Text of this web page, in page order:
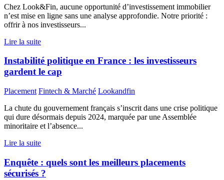
Chez Look&Fin, aucune opportunité d’investissement immobilier
n’est mise en ligne sans une analyse approfondie. Notre priorité :
offrir à nos investisseurs...
Lire la suite
Instabilité politique en France : les investisseurs
gardent le cap
Placement Fintech & Marché Lookandfin
La chute du gouvernement français s’inscrit dans une crise politique
qui dure désormais depuis 2024, marquée par une Assemblée
minoritaire et l’absence...
Lire la suite
Enquête : quels sont les meilleurs placements
sécurisés ?